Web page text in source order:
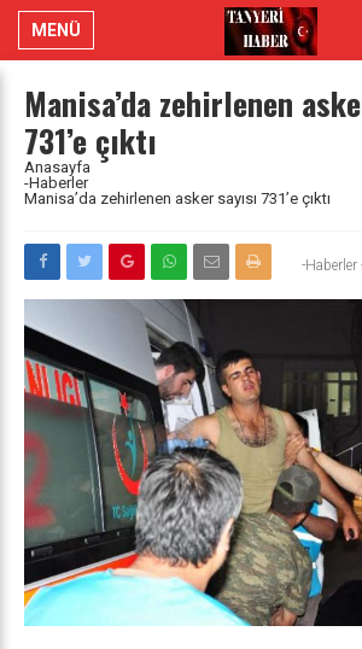
MENÜ
Manisa’da zehirlenen
731’e çıktı
Anasayfa
-Haberler
Manisa’da zehirlenen asker sayısı 731’e çıktı
-Haberler